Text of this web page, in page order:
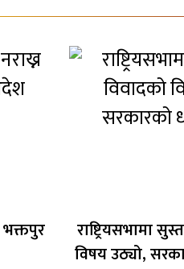
भक्तपुर
राष्ट्रियसभामा
विषय उठ्यो,